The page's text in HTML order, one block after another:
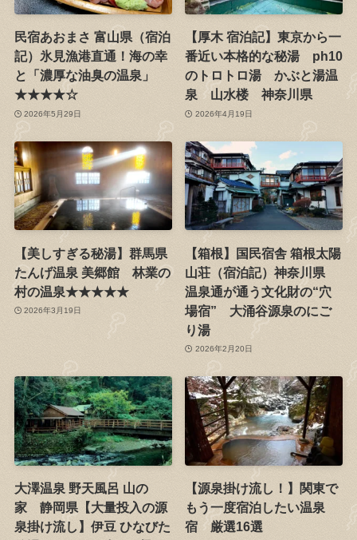
民宿あおまさ 富山県（宿泊
記）氷見漁港直通！海の幸
と「濃厚な油臭の温泉」
★★★★☆
2026年5月29日
【厚木 宿泊記】東京から一
番近い本格的な秘湯 ph10
のトロトロ湯 かぶと湯温
泉 山水楼 神奈川県
2026年4月19日
【美しすぎる秘湯】群馬県
たんげ温泉 美郷館 林業の
村の温泉★★★★★
2026年3月19日
【箱根】国民宿舎 箱根太陽
山荘（宿泊記）神奈川県
温泉通が通う文化財の“穴
場宿” 大涌谷源泉のにご
り湯
2026年2月20日
大澤温泉 野天風呂 山の
家 静岡県【大量投入の源
泉掛け流し】伊豆 ひなびた
【源泉掛け流し！】関東で
もう一度宿泊したい温泉
宿 厳選16選